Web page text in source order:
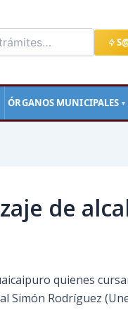
ÓRGANOS MUNICIPALES ▼
de
quienes
Simón Rodríguez